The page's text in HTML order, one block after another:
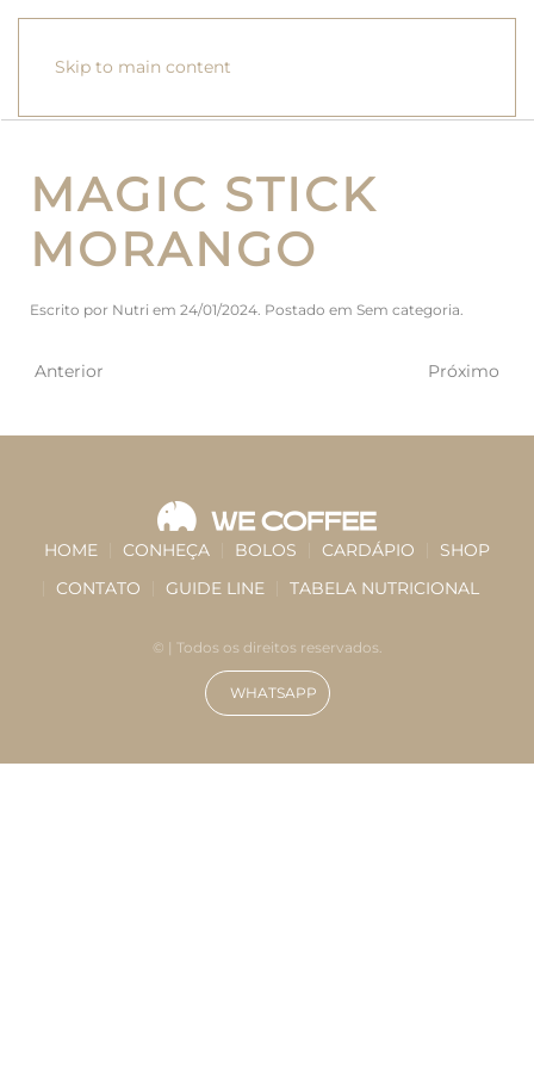
Skip to main content
MAGIC STICK
MORANGO
Escrito por Nutri em 24/01/2024. Postado em Sem categoria.
Anterior Próximo
HOME CONHEÇA BOLOS CARDÁPIO
SHOP
CONTATO
GUIDE LINE TABELA NUTRICIONAL
© | Todos os direitos reservados.
WHATSAPP